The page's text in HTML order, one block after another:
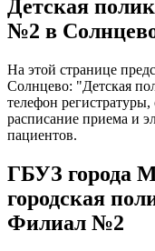
Детская
№2 в
На этой странице
Солнцево: "Детская
телефон
расписание приема и
пациентов.
ГБУЗ города
городская
Филиал №2